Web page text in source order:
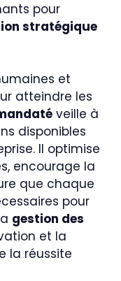
pour
stratégique
et
atteindre les
veille à
disponibles
Il optimise
encourage la
que chaque
pour
gestion des
et la
la réussite